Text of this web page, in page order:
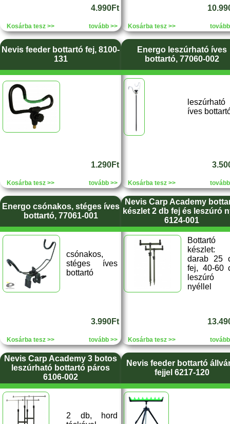
4.990Ft
Kosárba tesz >> tovább >> Kosárba tesz >>
Nevis feeder bottartó fej, 8100-
131
1.290Ft
Kosárba tesz >> tovább >>
Energo leszúrható íves
bottartó, 77060-002
leszúrható
íves
Kosárba tesz >>
Energo csónakos, stéges íves
bottartó, 77061-001
csónakos,
stéges íves
bottartó
3.990Ft
Kosárba tesz >> tovább >>
Nevis Carp Academy
készlet 2 db fej és leszúró
6124-001
Bottartó
darab 25
fej, 40-60
leszúró
nyéllel
Kosárba tesz >>
Nevis Carp Academy 3 botos
leszúrható bottartó páros
6106-002
2 db, hord
Nevis feeder bottartó
fejjel 6217-120